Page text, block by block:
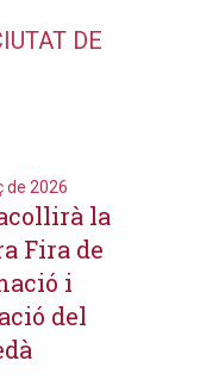
DE
2026
la
Fira de
i
del